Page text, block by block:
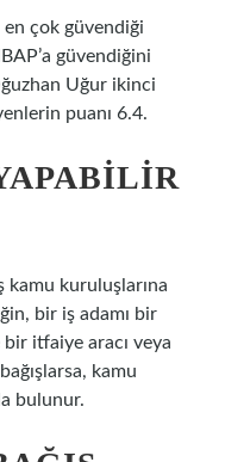
en çok güvendiği
güvendiğini
Uğur ikinci
puanı 6.4.
kamu kuruluşlarına
bir iş adamı bir
itfaiye aracı veya
kamu
bulunur.